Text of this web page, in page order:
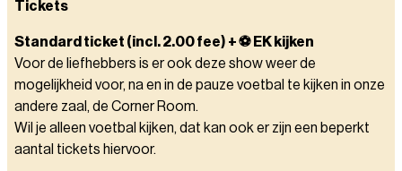
Tickets
Standard ticket (incl. 2.00 fee) + ⚽️ EK kijken
Voor de liefhebbers is er ook deze show weer de
mogelijkheid voor, na en in de pauze voetbal te kijken in onze
andere zaal, de Corner Room.
Wil je alleen voetbal kijken, dat kan ook er zijn een beperkt
aantal tickets hiervoor.